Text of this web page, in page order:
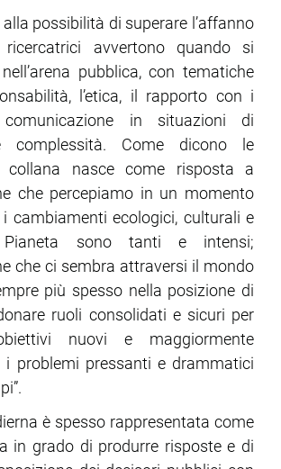
possibilità di superare l’affanno
avvertono quando si
pubblica, con tematiche
l’etica, il rapporto con i
in situazioni di
complessità. Come dicono le
collana nasce come risposta a
che percepiamo in un momento
cambiamenti ecologici, culturali e
sono tanti e intensi;
che ci sembra attraversi il mondo
più spesso nella posizione di
ruoli consolidati e sicuri per
nuovi e maggiormente
i problemi pressanti e drammatici
è spesso rappresentata come
in grado di produrre risposte e di